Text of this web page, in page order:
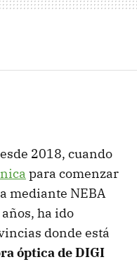
2018, cuando
para comenzar
mediante NEBA
ha ido
donde está
óptica de DIGI